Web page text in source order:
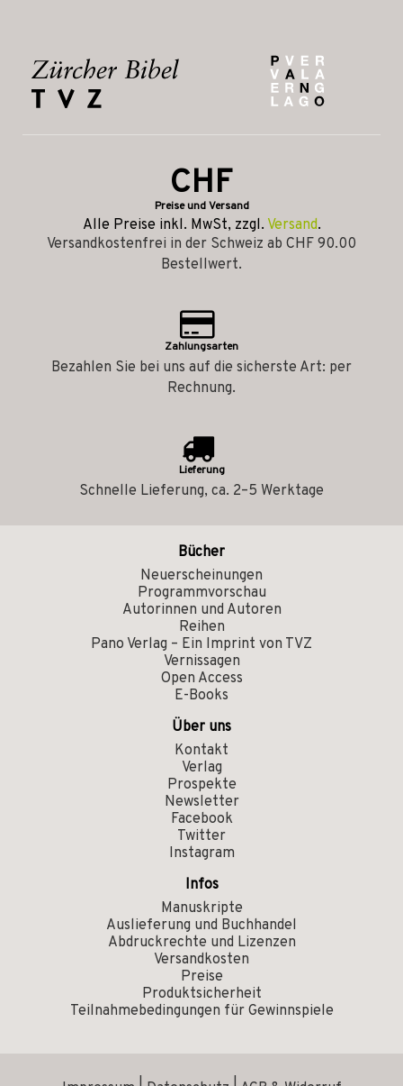
CHF
Preise und Versand
Alle Preise inkl. MwSt, zzgl. Versand.
Versandkostenfrei in der Schweiz ab CHF 90.00
Bestellwert.
Zahlungsarten
Bezahlen Sie bei uns auf die sicherste Art: per
Rechnung.
Lieferung
Schnelle Lieferung, ca. 2–5 Werktage
Bücher
Neuerscheinungen
Programmvorschau
Autorinnen und Autoren
Reihen
Pano Verlag – Ein Imprint von TVZ
Vernissagen
Open Access
E-Books
Über uns
Kontakt
Verlag
Prospekte
Newsletter
Facebook
Twitter
Instagram
Infos
Manuskripte
Auslieferung und Buchhandel
Abdruckrechte und Lizenzen
Versandkosten
Preise
Produktsicherheit
Teilnahmebedingungen für Gewinnspiele